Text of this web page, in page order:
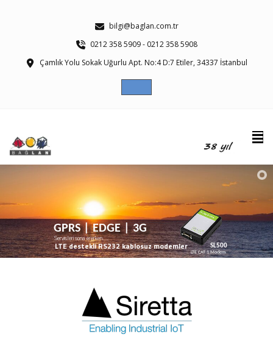
bilgi@baglan.com.tr
0212 358 5909 - 0212 358 5908
Çamlık Yolu Sokak Uğurlu Apt. No:4 D:7 Etiler, 34337 İstanbul
LTE CAT 1 Modem
SL500
Servisleri sona ererken.....
LTE destekli RS232 kablosuz modemler
GPRS | EDGE | 3G